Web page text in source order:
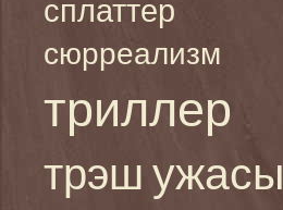
сплаттер
сюрреализм
триллер
трэш ужасы